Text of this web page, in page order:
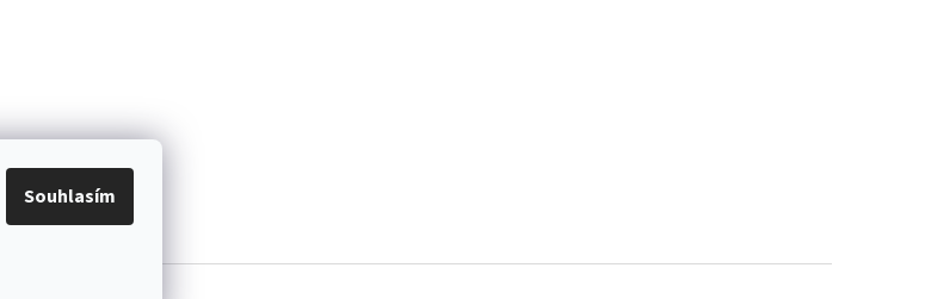
Souhlasím